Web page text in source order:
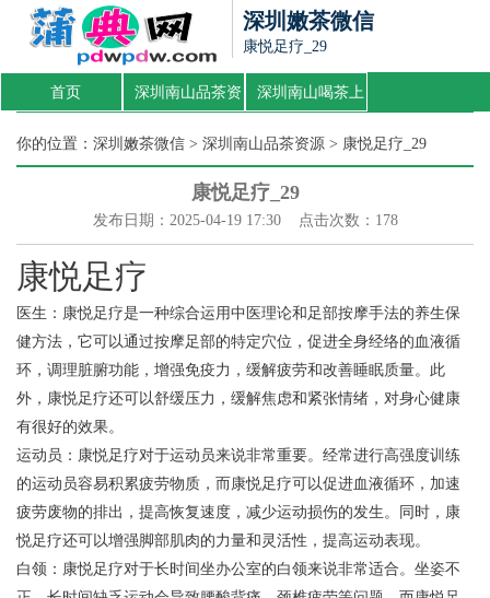
深圳嫩茶微信
康悦足疗_29
首页 深圳南山品茶资 深圳南山喝茶上
你的位置： 深圳嫩茶微信 > 深圳南山品茶资源 > 康悦足疗_29
康悦足疗_29
发布日期：2025-04-19 17:30 点击次数：178
康悦足疗
医生： 康悦足疗是一种综合运用中医理论和足部按摩手法的养生保
健方法，它可以通过按摩足部的特定穴位，促进全身经络的血液循
环，调理脏腑功能，增强免疫力，缓解疲劳和改善睡眠质量。此
外，康悦足疗还可以舒缓压力，缓解焦虑和紧张情绪，对身心健康
有很好的效果。
运动员： 康悦足疗对于运动员来说非常重要。经常进行高强度训练
的运动员容易积累疲劳物质，而康悦足疗可以促进血液循环，加速
疲劳废物的排出，提高恢复速度，减少运动损伤的发生。同时，康
悦足疗还可以增强脚部肌肉的力量和灵活性，提高运动表现。
白领： 康悦足疗对于长时间坐办公室的白领来说非常适合。坐姿不